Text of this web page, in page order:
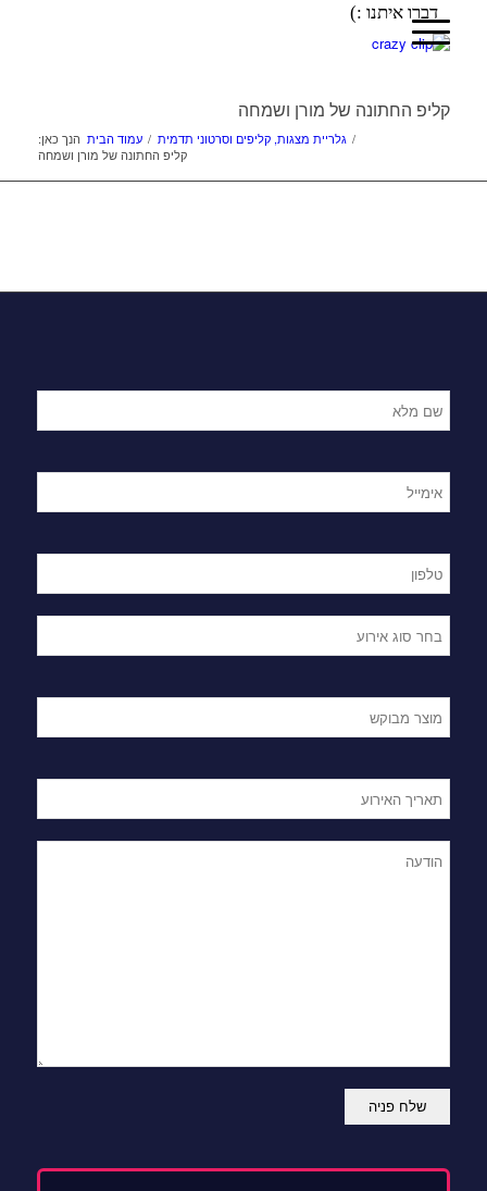
קליפ החתונה של מורן ושמחה
הנך כאן: עמוד הבית / גלריית מצגות, קליפים וסרטוני תדמית /
קליפ החתונה של מורן ושמחה
דברו איתנו :)